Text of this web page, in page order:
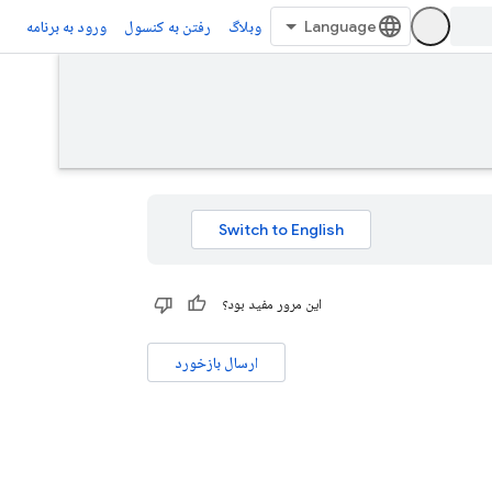
وبلاگ رفتن به کنسول ورود به برنامه
این مرور مفید بود؟
ارسال بازخورد